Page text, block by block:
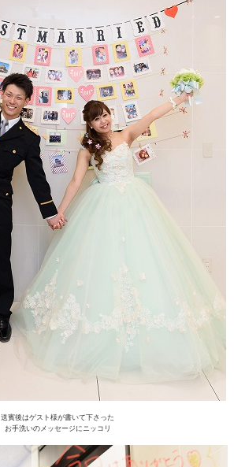
送賓後はゲスト様が書いて下さった
お手洗いのメッセージにニッコリ